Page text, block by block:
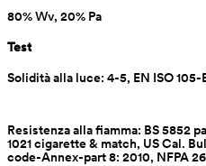
80% Wv, 20% Pa
Test
Solidità alla luce: 4-5, EN ISO 105-
Resistenza alla fiamma: BS 5852
1021 cigarette & match, US Cal.
code-Annex-part 8: 2010, NFPA